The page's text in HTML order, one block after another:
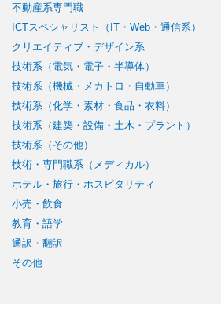
不動産系専門職
ICTスペシャリスト（IT・Web・通信系）
クリエイティブ・デザイン系
技術系（電気・電子・半導体）
技術系（機械・メカトロ・自動車）
技術系（化学・素材・食品・衣料）
技術系（建築・設備・土木・プラント）
技術系（その他）
技術・専門職系（メディカル）
ホテル・旅行・ホスピタリティ
小売・飲食
教育・語学
通訳・翻訳
その他